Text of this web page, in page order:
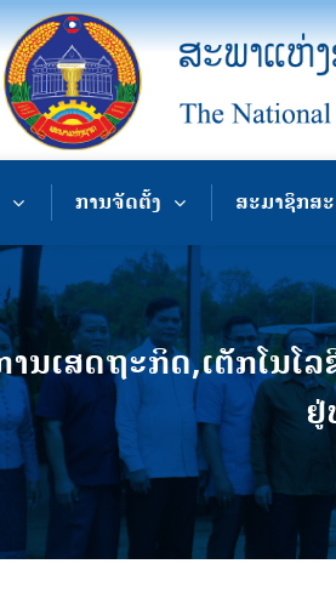
ການຈັດຕັ້ງ ສະມາຊິກສ
ນເສດຖະກິດ,ເຕັກໂນໂ
ຢູ່